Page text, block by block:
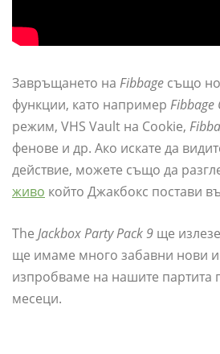
Завръщането на Fibbage също
функции, като например
режим, VHS Vault на Cookie,
фенове и др. Ако искате да
действие, можете също да
живо който Джакбокс постави
The Jackbox Party Pack 9 ще
ще имаме много забавни нови
изпробваме на нашите партита
месеци.